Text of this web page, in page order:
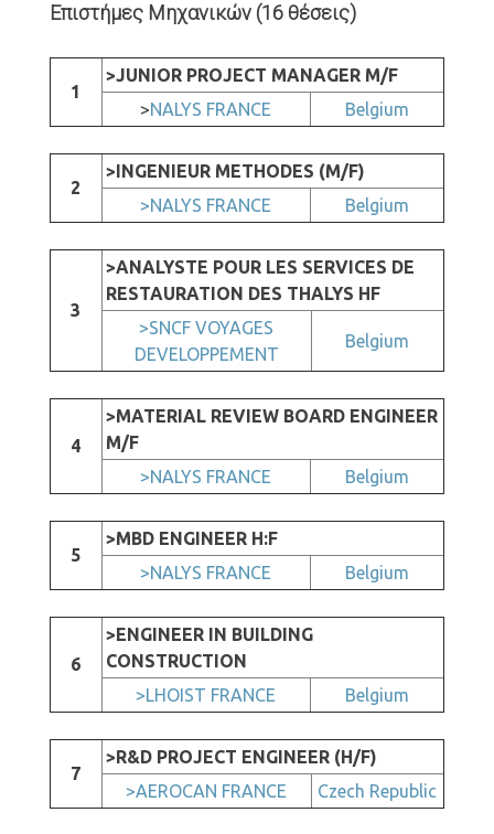
Επιστήμες Μηχανικών (16 θέσεις)
1
>JUNIOR PROJECT MANAGER M/F
>NALYS FRANCE Belgium
2
>INGENIEUR METHODES (M/F)
>NALYS FRANCE
Belgium
3
>ANALYSTE POUR LES SERVICES DE
RESTAURATION DES THALYS HF
>SNCF VOYAGES
DEVELOPPEMENT
Belgium
4
>MATERIAL REVIEW BOARD ENGINEER
M/F
>NALYS FRANCE
Belgium
5
>MBD ENGINEER H:F
>NALYS FRANCE
Belgium
6
>ENGINEER IN BUILDING
CONSTRUCTION
>LHOIST FRANCE
Belgium
7
>R&D PROJECT ENGINEER (H/F)
>AEROCAN FRANCE
Czech Republic